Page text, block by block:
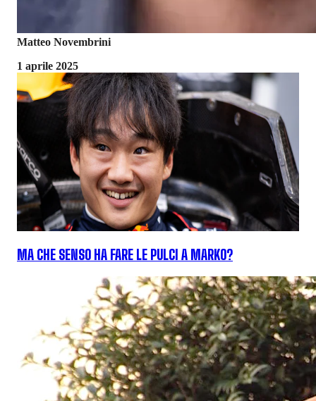
Matteo Novembrini
1 aprile 2025
MA CHE SENSO HA FARE LE PULCI A MARKO?